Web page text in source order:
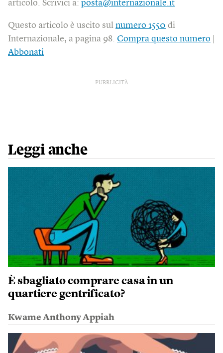
articolo. Scrivici a: posta@internazionale.it
Questo articolo è uscito sul numero 1550 di
Internazionale, a pagina 98. Compra questo numero
Abbonati
PUBBLICITÀ
Leggi anche
È sbagliato comprare casa in un
quartiere gentrificato?
Kwame Anthony Appiah